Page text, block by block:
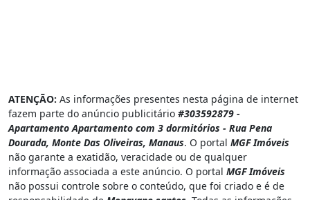
ATENÇÃO: As informações presentes nesta página de internet
fazem parte do anúncio publicitário #303592879 -
Apartamento Apartamento com 3 dormitórios - Rua Pena
Dourada, Monte Das Oliveiras, Manaus. O portal MGF Imóveis
não garante a exatidão, veracidade ou de qualquer
informação associada a este anúncio. O portal MGF Imóveis
não possui controle sobre o conteúdo, que foi criado e é de